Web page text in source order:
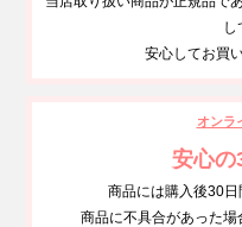
し
安心してお買
オンラ
安心の
商品には購入後30日
商品に不具合があった場